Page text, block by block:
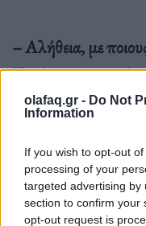
olafaq.gr - Do Not
Information
If you wish to opt-out
processing of your
targeted advertising by
section to confirm your
opt-out request is
– Αλήθεια, με
Κυρίως την
αδελφή μου είναι
– Πώς καταπολεμάς
σκηνή μπροστά σε
Με ένα ποτήρι